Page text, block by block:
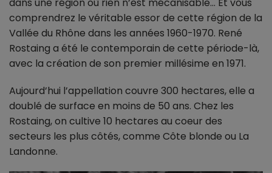
dans une région où rien n’est mécanisable… Et vous
comprendrez le véritable essor de cette région de la
Vallée du Rhône dans les années 1960-1970. René
Rostaing a été le contemporain de cette période-là,
avec la création de son premier millésime en 1971.
Aujourd’hui l’appellation couvre 300 hectares, elle a
doublé de surface en moins de 50 ans. Chez les
Rostaing, on cultive 10 hectares au coeur des
secteurs les plus côtés, comme Côte blonde ou La
Landonne.